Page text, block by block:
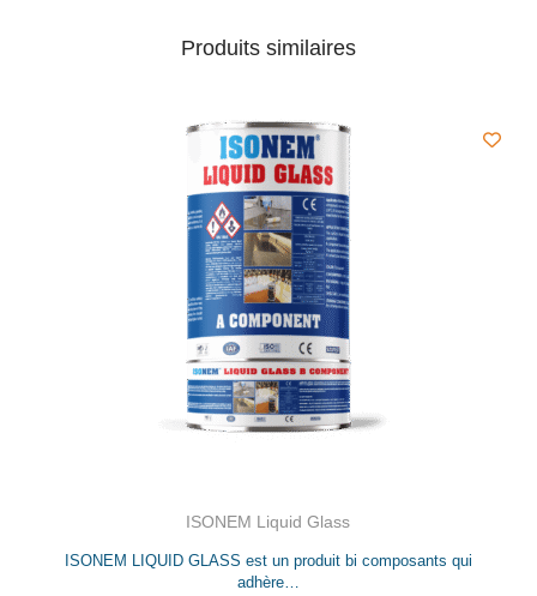
Produits similaires
ISONEM Liquid Glass
ISONEM LIQUID GLASS est un produit bi composants qui
adhère…